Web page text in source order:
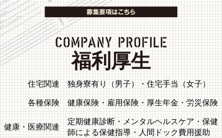
福利厚生
住宅関連 独身寮有り（男子）・住宅手当（女子）
各種保険 健康保険・雇用保険・厚生年金・労災保険
健康・医療関連
定期健康診断・メンタルヘルスケア・保健
師による保健指導・人間ドック費用援助